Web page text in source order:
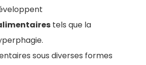
tels que la
sous diverses formes